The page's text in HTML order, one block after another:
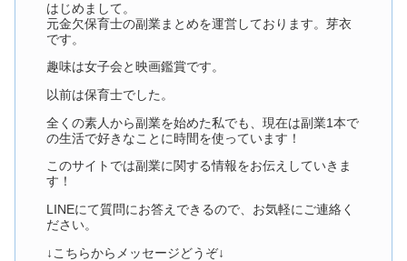
はじめまして。
元金欠保育士の副業まとめを運営しております。芽衣
です。
趣味は女子会と映画鑑賞です。
以前は保育士でした。
全くの素人から副業を始めた私でも、現在は副業1本で
の生活で好きなことに時間を使っています！
このサイトでは副業に関する情報をお伝えしていきま
す！
LINEにて質問にお答えできるので、お気軽にご連絡く
ださい。
↓こちらからメッセージどうぞ↓